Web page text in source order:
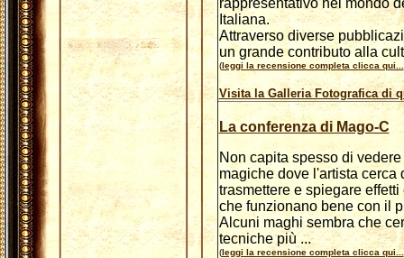
rappresentativo nel mondo
Italiana.
Attraverso diverse
un grande contributo alla
(leggi la recensione completa clicca qui...
Visita la Galleria Fotografica di
La conferenza di Mago-C
Non capita spesso di
magiche dove l'artista cerca
trasmettere e spiegare
che funzionano bene con il
Alcuni maghi sembra che
tecniche più ...
(leggi la recensione completa clicca qui...